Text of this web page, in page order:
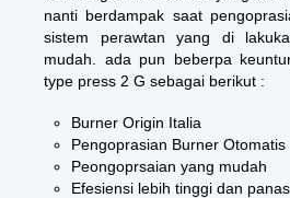
nanti berdampak saat
sistem perawtan yang di
mudah. ada pun beberpa
type press 2 G sebagai berikut :
Burner Origin Italia
Pengoprasian Burner Otomatis
Peongoprsaian yang mudah
Efesiensi lebih tinggi dan